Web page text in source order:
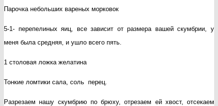
Парочка небольших вареных морковок
5-1- перепелиных яиц, все зависит от размера вашей скумбрии, у
меня была средняя, и ушло всего пять.
1 столовая ложка желатина
Тонкие ломтики сала, соль перец.
Разрезаем нашу скумбрию по брюху, отрезаем ей хвост, отсекаем